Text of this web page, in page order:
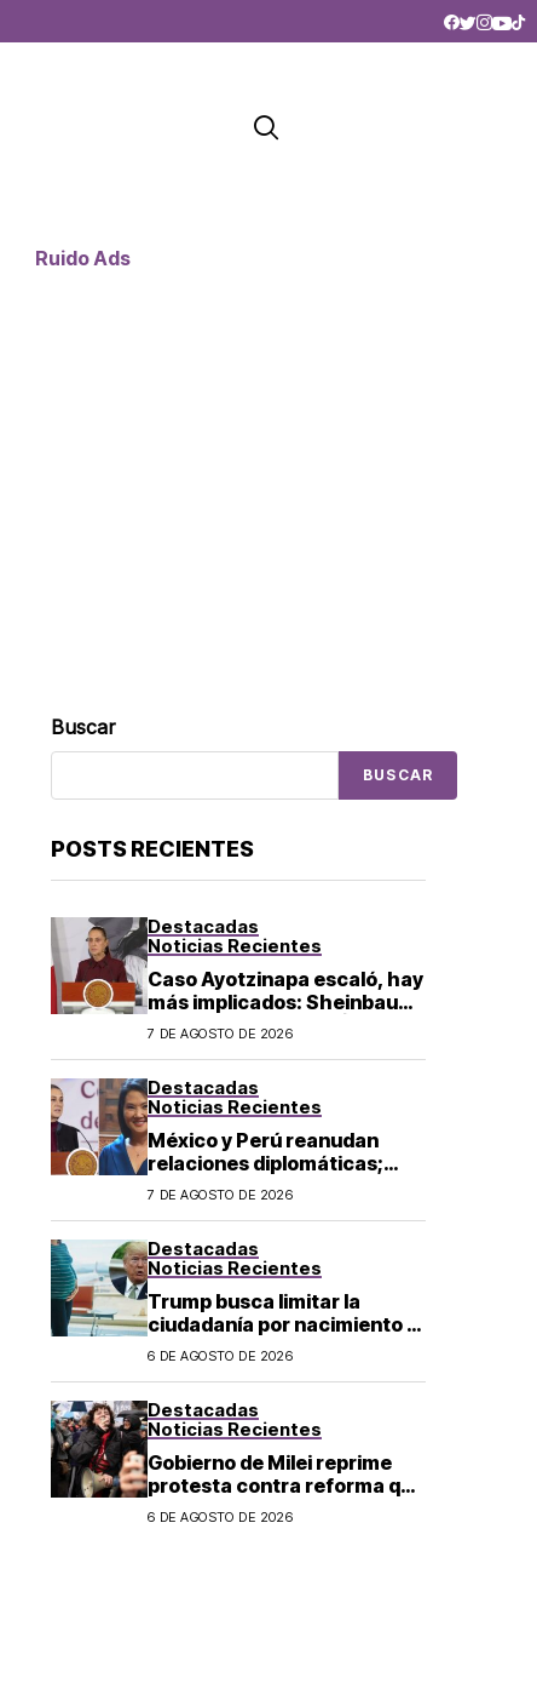
Ruido Ads
Buscar
BUSCAR
POSTS RECIENTES
Destacadas
Noticias Recientes
Caso Ayotzinapa escaló, hay
más implicados: Sheinbaum
sobre detención de Ángel
7 DE AGOSTO DE 2026
Destacadas
Noticias Recientes
México y Perú reanudan
relaciones diplomáticas;
Sheinbaum confirma llegada
7 DE AGOSTO DE 2026
Destacadas
Noticias Recientes
Trump busca limitar la
ciudadanía por nacimiento y
el «turismo de parto» en EU;
6 DE AGOSTO DE 2026
Destacadas
Noticias Recientes
Gobierno de Milei reprime
protesta contra reforma que
permite la venta de tierra a
6 DE AGOSTO DE 2026